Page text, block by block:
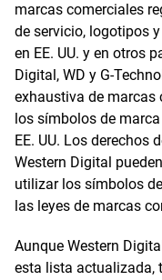
marcas comerciales
de servicio, logotipos
en EE. UU. y en otros
Digital, WD y G-
exhaustiva de marcas
los símbolos de
EE. UU. Los derechos
Western Digital
utilizar los símbolos
las leyes de marcas
Aunque Western
esta lista actualizada,